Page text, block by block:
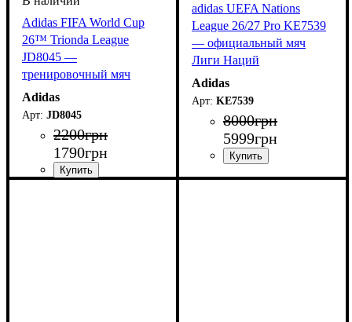
Adidas FIFA World Cup
26™ Trionda League
JD8045 —
тренировочный мяч
Чемпионата мира 2026
Adidas
JD8045
2200грн
1790грн
adidas UEFA Nations
League 26/27 Pro KE7539
— официальный мяч
Лиги Наций
Adidas
KE7539
8000грн
5999грн